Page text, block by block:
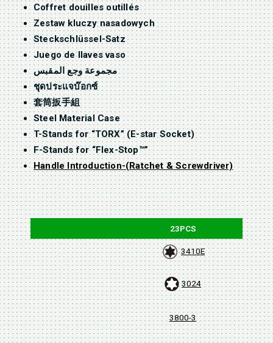
Coffret douilles outillés
Zestaw kluczy nasadowych
Steckschlüssel-Satz
Juego de llaves vaso
مجموعة وجع المقبس
ชุดประแจบ๊อกซ์
套筒扳手組
Steel Material Case
T-Stands for “TORX” (E-star Socket)
F-Stands for “Flex-Stop™”
Handle Introduction-(Ratchet & Screwdriver)
23PCS
3410E
3024
3800-3